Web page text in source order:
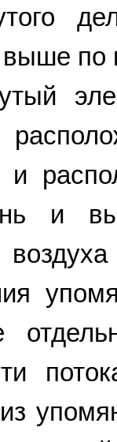
по
и
и